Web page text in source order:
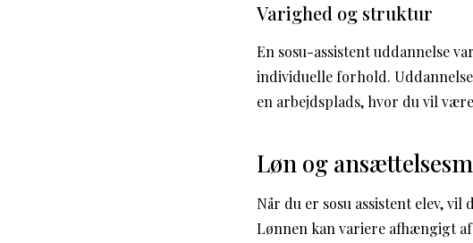
Varighed og struktur
En sosu-assistent uddannelse
individuelle forhold.
en arbejdsplads, hvor du vil være
Løn og
Når du er sosu assistent elev,
Lønnen kan variere afhængigt